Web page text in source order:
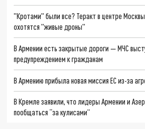
"Кротами" были все? Теракт в центре
охотятся "живые дроны"
В Армении есть закрытые дороги — МЧС
предупреждением к гражданам
В Армению прибыла новая миссия ЕС из-за
В Кремле заявили, что лидеры Армении и
пообщаться “за кулисами”